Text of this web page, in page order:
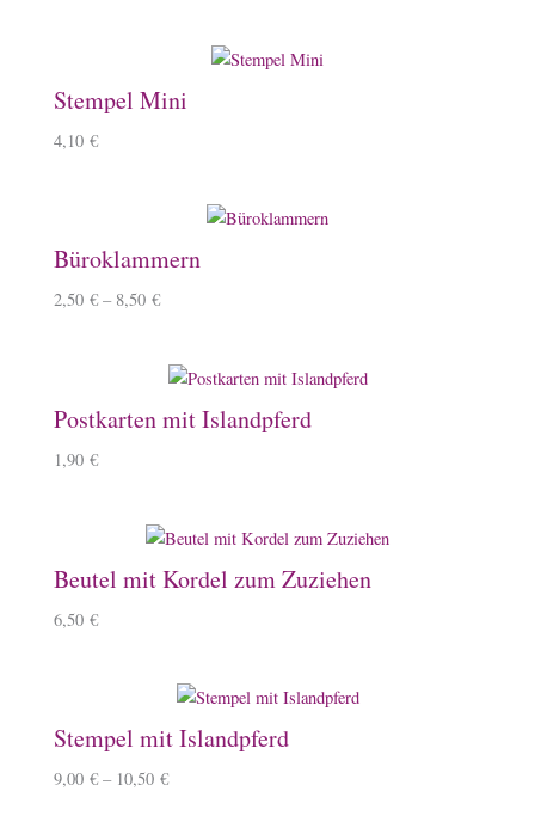
Stempel Mini
4,10 €
Büroklammern
2,50 € – 8,50 €
Postkarten mit Islandpferd
1,90 €
Beutel mit Kordel zum Zuziehen
6,50 €
Stempel mit Islandpferd
9,00 € – 10,50 €